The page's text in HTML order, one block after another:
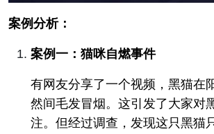
案例分析：
案例一：猫咪自燃事件
有网友分享了一个视频，黑猫在
然间毛发冒烟。这引发了大家对
注。但经过调查，发现这只黑猫